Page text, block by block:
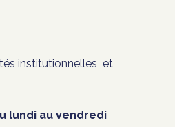
institutionnelles et
lundi au vendredi